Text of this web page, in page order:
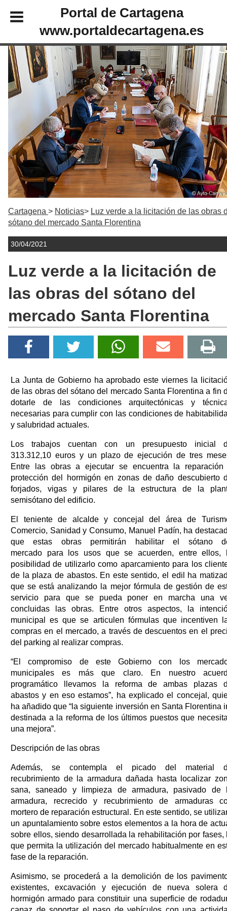
Portal de Cartagena
www.portaldecartagena.es
Cartagena Noticias
Luz verde a la licitación de las obras
sótano del mercado Santa Florentina
30/04/2021
Luz verde a la licitación de
las obras del sótano del
mercado Santa Florentina
La Junta de Gobierno ha aprobado este viernes la
de las obras del sótano del mercado Santa Florentina a fin
dotarle de las condiciones arquitectónicas y
necesarias para cumplir con las condiciones de
y salubridad actuales.
Los trabajos cuentan con un presupuesto inicial
313.312,10 euros y un plazo de ejecución de tres
Entre las obras a ejecutar se encuentra la reparación
protección del hormigón en zonas de daño descubierto
forjados, vigas y pilares de la estructura de la
semisótano del edificio.
El teniente de alcalde y concejal del área de
Comercio, Sanidad y Consumo, Manuel Padín, ha
que estas obras permitirán habilitar el sótano
mercado para los usos que se acuerden, entre ellos,
posibilidad de utilizarlo como aparcamiento para los
de la plaza de abastos. En este sentido, el edil ha
que se está analizando la mejor fórmula de gestión de
servicio para que se pueda poner en marcha una
concluidas las obras. Entre otros aspectos, la
municipal es que se articulen fórmulas que incentiven
compras en el mercado, a través de descuentos en el
del parking al realizar compras.
“El compromiso de este Gobierno con los
municipales es más que claro. En nuestro
programático llevamos la reforma de ambas plazas
abastos y en eso estamos”, ha explicado el concejal,
ha añadido que “la siguiente inversión en Santa Florentina
destinada a la reforma de los últimos puestos que
una mejora”.
Descripción de las obras
Además, se contempla el picado del material
recubrimiento de la armadura dañada hasta localizar
sana, saneado y limpieza de armadura, pasivado de
armadura, recrecido y recubrimiento de armaduras
mortero de reparación estructural. En este sentido, se
un apuntalamiento sobre estos elementos a la hora de
sobre ellos, siendo desarrollada la rehabilitación por fases,
que permita la utilización del mercado habitualmente en
fase de la reparación.
Asimismo, se procederá a la demolición de los
existentes, excavación y ejecución de nueva solera
hormigón armado para constituir una superficie de